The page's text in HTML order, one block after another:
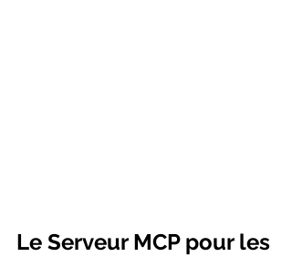
Le Serveur MCP pour les